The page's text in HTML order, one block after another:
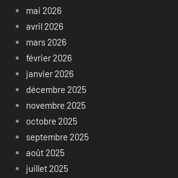
mai 2026
avril 2026
mars 2026
février 2026
janvier 2026
décembre 2025
novembre 2025
octobre 2025
septembre 2025
août 2025
juillet 2025